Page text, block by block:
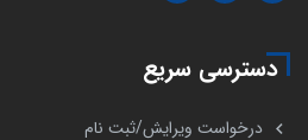
دسترسی سریع
درخواست ویرایش/ثبت نام